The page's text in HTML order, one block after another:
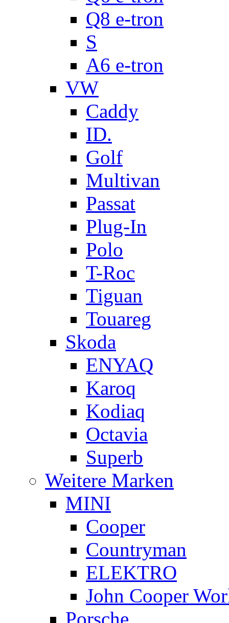
Q8 e-tron
S
A6 e-tron
VW
Caddy
ID.
Golf
Multivan
Passat
Plug-In
Polo
T-Roc
Tiguan
Touareg
Skoda
ENYAQ
Karoq
Kodiaq
Octavia
Superb
Weitere Marken
MINI
Cooper
Countryman
ELEKTRO
John Cooper